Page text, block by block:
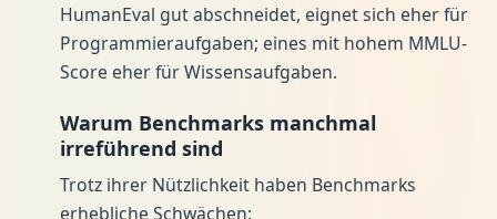
HumanEval gut abschneidet, eignet sich eher für
Programmieraufgaben; eines mit hohem MMLU-
Score eher für Wissensaufgaben.
Warum Benchmarks manchmal
irreführend sind
Trotz ihrer Nützlichkeit haben Benchmarks
erhebliche Schwächen: